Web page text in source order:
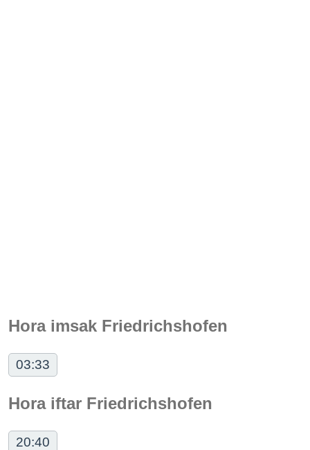
Hora imsak Friedrichshofen
03:33
Hora iftar Friedrichshofen
20:40